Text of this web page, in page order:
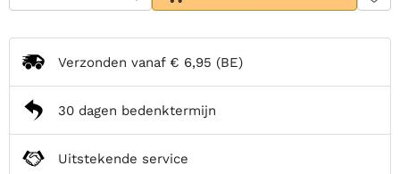
Verzonden vanaf € 6,95 (BE)
30 dagen bedenktermijn
Uitstekende service